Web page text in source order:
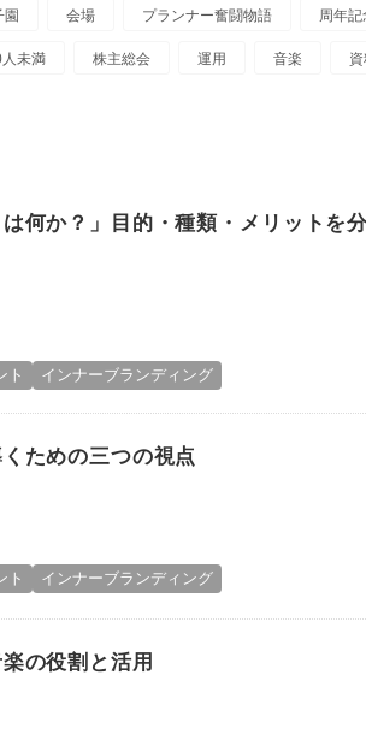
園 会場 プランナー奮闘物語 周年記
未満 株主総会 運用 音楽
は何か？」目的・種類・メリットを
ト インナーブランディング
ための三つの視点
ト インナーブランディング
の役割と活用